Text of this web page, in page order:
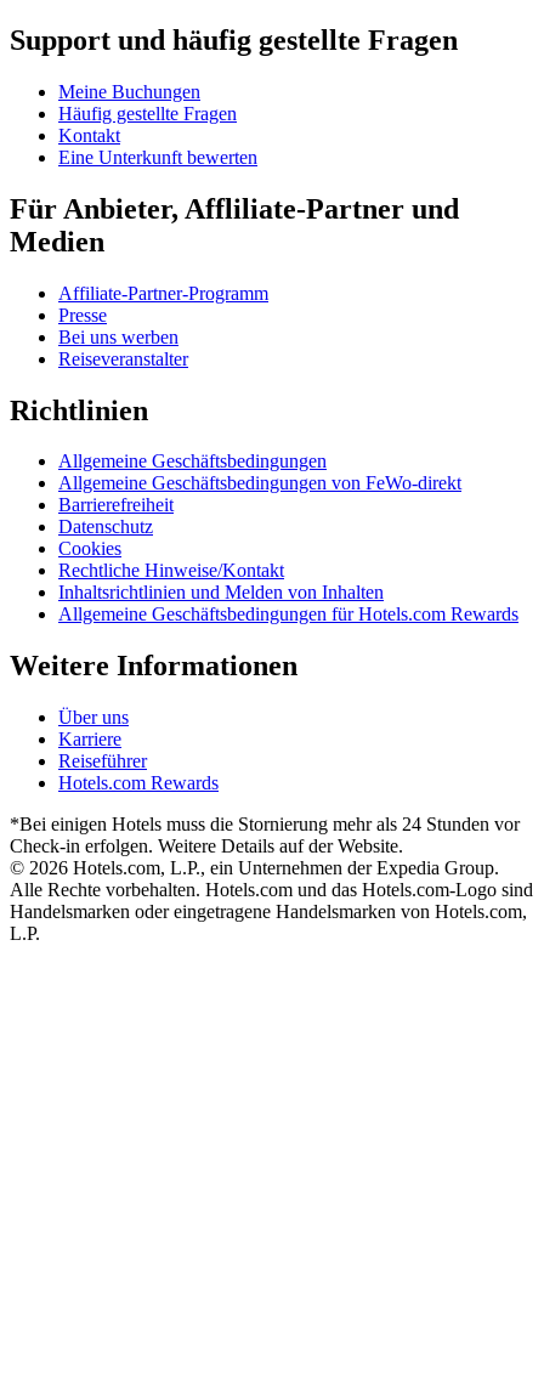
Support und häufig gestellte Fragen
Meine Buchungen
Häufig gestellte Fragen
Kontakt
Eine Unterkunft bewerten
Für Anbieter, Affliliate-Partner und
Medien
Affiliate-Partner-Programm
Presse
Bei uns werben
Reiseveranstalter
Richtlinien
Allgemeine Geschäftsbedingungen
Allgemeine Geschäftsbedingungen von FeWo-direkt
Barrierefreiheit
Datenschutz
Cookies
Rechtliche Hinweise/Kontakt
Inhaltsrichtlinien und Melden von Inhalten
Allgemeine Geschäftsbedingungen für Hotels.com Rewards
Weitere Informationen
Über uns
Karriere
Reiseführer
Hotels.com Rewards
*Bei einigen Hotels muss die Stornierung mehr als 24 Stunden vor
Check-in erfolgen. Weitere Details auf der Website.
© 2026 Hotels.com, L.P., ein Unternehmen der Expedia Group.
Alle Rechte vorbehalten. Hotels.com und das Hotels.com-Logo sind
Handelsmarken oder eingetragene Handelsmarken von Hotels.com,
L.P.